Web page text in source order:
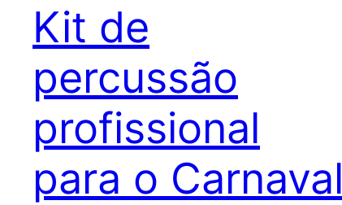
Kit de
percussão
profissional
para o Carnaval